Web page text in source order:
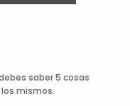
saber 5 cosas
mismos.